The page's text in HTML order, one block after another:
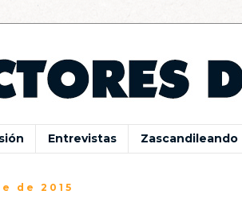
Entrevistas Zascandileando
de 2015